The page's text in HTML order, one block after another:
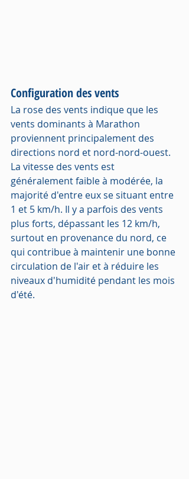
Configuration des vents
La rose des vents indique que les
vents dominants à Marathon
proviennent principalement des
directions nord et nord-nord-ouest.
La vitesse des vents est
généralement faible à modérée, la
majorité d'entre eux se situant entre
1 et 5 km/h. Il y a parfois des vents
plus forts, dépassant les 12 km/h,
surtout en provenance du nord, ce
qui contribue à maintenir une bonne
circulation de l'air et à réduire les
niveaux d'humidité pendant les mois
d'été.